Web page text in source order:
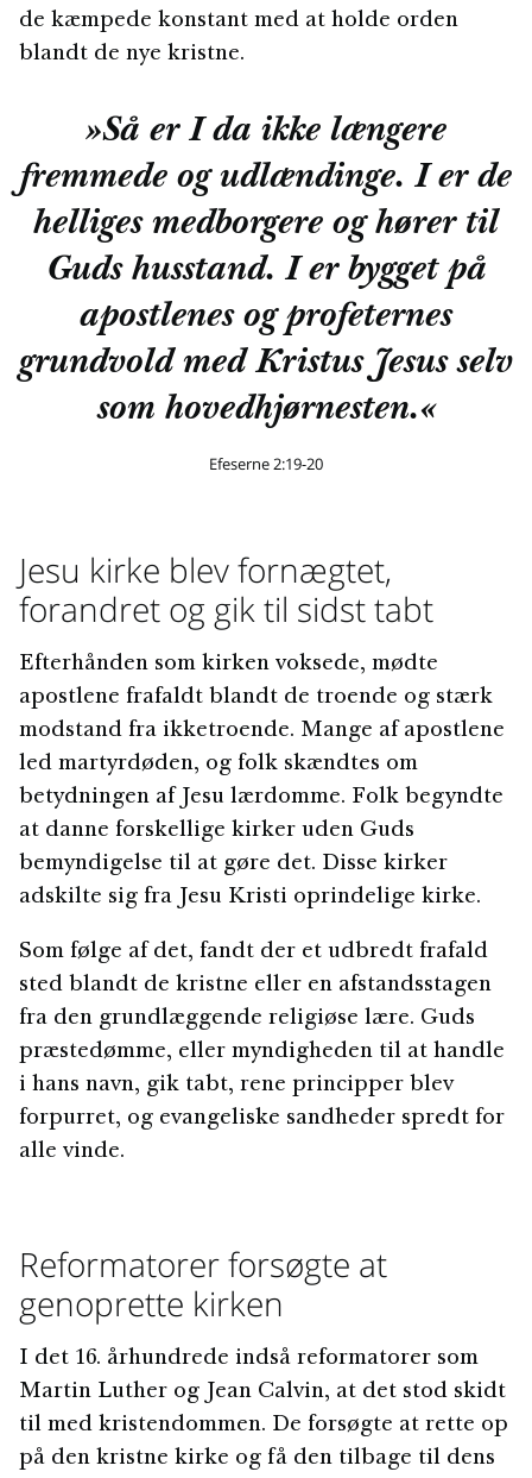
de kæmpede konstant med at holde orden
blandt de nye kristne.
»Så er I da ikke længere
fremmede og udlændinge. I er de
helliges medborgere og hører til
Guds husstand. I er bygget på
apostlenes og profeternes
grundvold med Kristus Jesus selv
som hovedhjørnesten.«
Efeserne 2:19-20
Jesu kirke blev fornægtet,
forandret og gik til sidst tabt
Efterhånden som kirken voksede, mødte
apostlene frafaldt blandt de troende og stærk
modstand fra ikketroende. Mange af apostlene
led martyrdøden, og folk skændtes om
betydningen af Jesu lærdomme. Folk begyndte
at danne forskellige kirker uden Guds
bemyndigelse til at gøre det. Disse kirker
adskilte sig fra Jesu Kristi oprindelige kirke.
Som følge af det, fandt der et udbredt frafald
sted blandt de kristne eller en afstandsstagen
fra den grundlæggende religiøse lære. Guds
præstedømme, eller myndigheden til at handle
i hans navn, gik tabt, rene principper blev
forpurret, og evangeliske sandheder spredt for
alle vinde.
Reformatorer forsøgte at
genoprette kirken
I det 16. århundrede indså reformatorer som
Martin Luther og Jean Calvin, at det stod skidt
til med kristendommen. De forsøgte at rette op
på den kristne kirke og få den tilbage til dens